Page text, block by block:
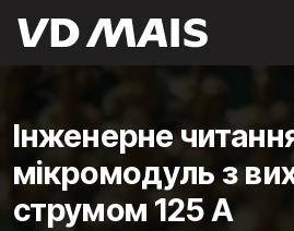
Інженерне
мікромодуль з
струмом 125 А